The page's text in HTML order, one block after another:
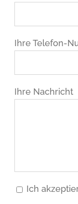
Ihre Telefon-
Ihre Nachricht
Ich